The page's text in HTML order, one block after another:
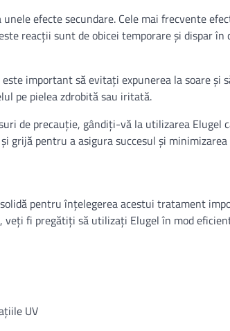
efecte secundare. Cele mai frecvente
reacții sunt de obicei temporare și dispar
important să evitați expunerea la soare și
pe pielea zdrobită sau iritată.
de precauție, gândiți-vă la utilizarea Elugel
grijă pentru a asigura succesul și
pentru înțelegerea acestui tratament
veți fi pregătiți să utilizați Elugel în mod
UV